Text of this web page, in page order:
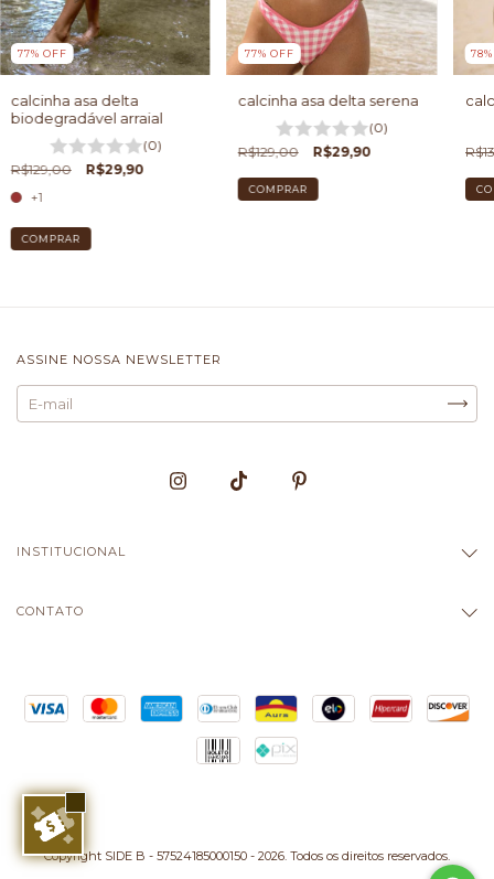
77% OFF
calcinha asa delta
biodegradável arraial
(0)
R$129,00
R$29,90
+1
COMPRAR
77% OFF
calcinha asa delta serena
(0)
R$129,00
R$29,90
COMPRAR
78
ASSINE NOSSA NEWSLETTER
INSTITUCIONAL
CONTATO
Copyright SIDE B - 57524185000150 - 2026. Todos os direitos reservados.